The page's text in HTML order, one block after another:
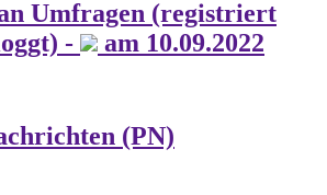
Umfragen (registriert
-
am 10.09.2022
(PN)